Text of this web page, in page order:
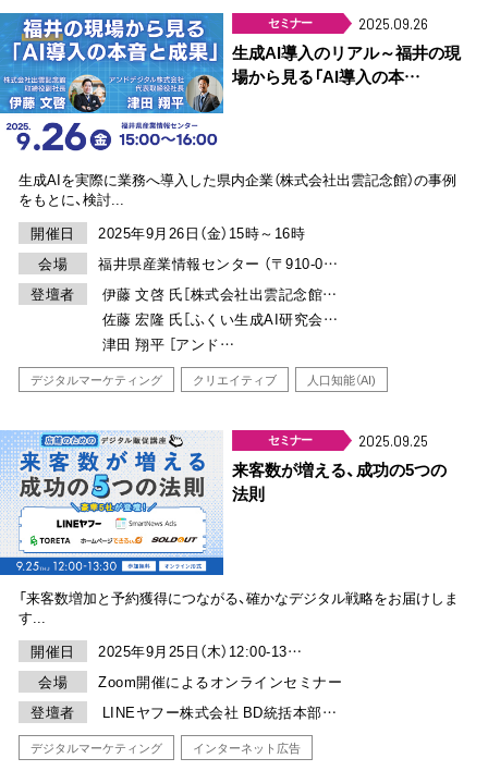
セミナー 2025.09.26
生成AI導入のリアル～福井の現
場から見る「AI導入の本…
生成AIを実際に業務へ導入した県内企業（株式会社出雲記念館）の事例
をもとに、検討...
開催日
2025年9月26日（金）15時～16時
会場
福井県産業情報センター （〒910-0…
登壇者
伊藤 文啓 氏［株式会社出雲記念館…
佐藤 宏隆 氏［ふくい生成AI研究会…
津田 翔平 ［アンド…
デジタルマーケティング クリエイティブ 人口知能（AI)
セミナー 2025.09.25
来客数が増える、成功の5つの
法則
「来客数増加と予約獲得につながる、確かなデジタル戦略をお届けしま
す...
開催日
2025年9月25日（木）12:00-13…
会場
Zoom開催によるオンラインセミナー
登壇者
LINEヤフー株式会社 BD統括本部…
デジタルマーケティング インターネット広告